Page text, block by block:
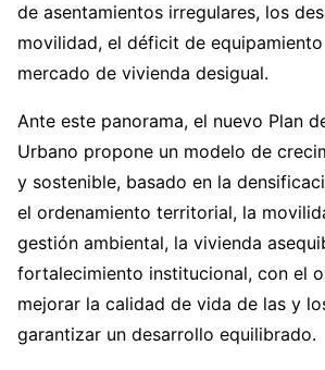
de asentamientos irregulares, los
movilidad, el déficit de
mercado de vivienda desigual.
Ante este panorama, el nuevo Plan
Urbano propone un modelo de
y sostenible, basado en la
el ordenamiento territorial, la
gestión ambiental, la vivienda
fortalecimiento institucional, con el
mejorar la calidad de vida de las y
garantizar un desarrollo equilibrado.